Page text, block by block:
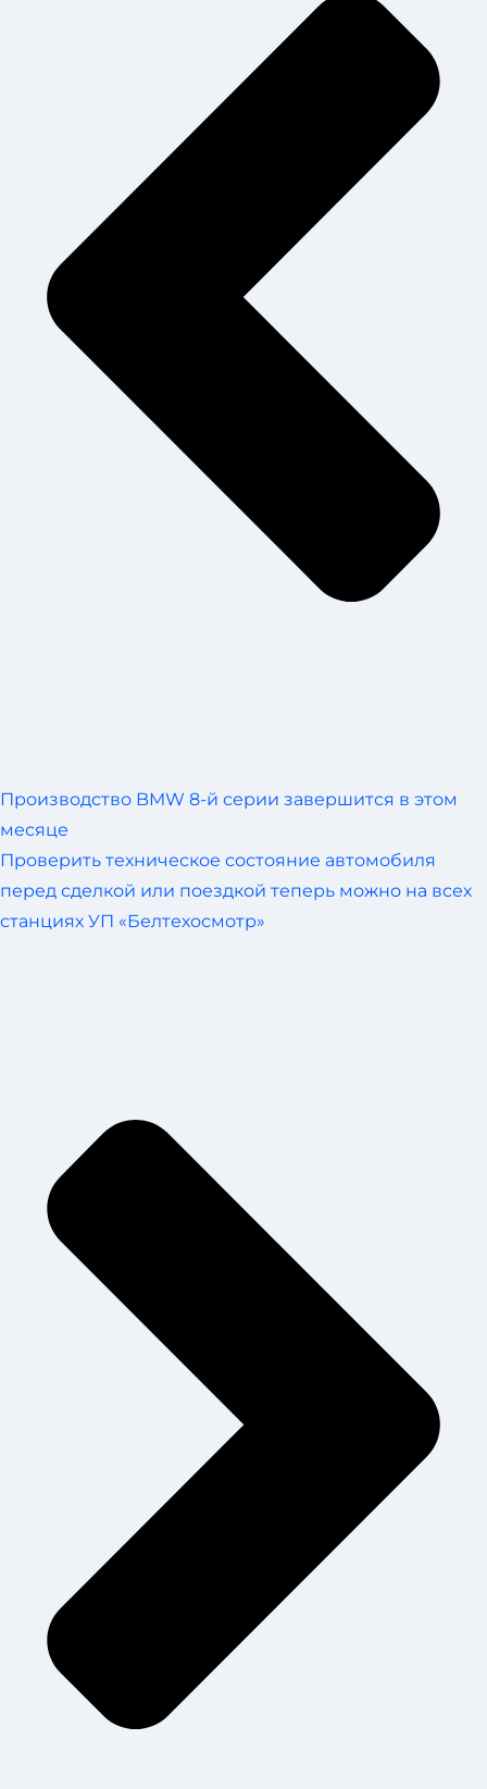
Производство BMW 8-й серии завершится в этом
месяце
Проверить техническое состояние автомобиля
перед сделкой или поездкой теперь можно на всех
станциях УП «Белтехосмотр»